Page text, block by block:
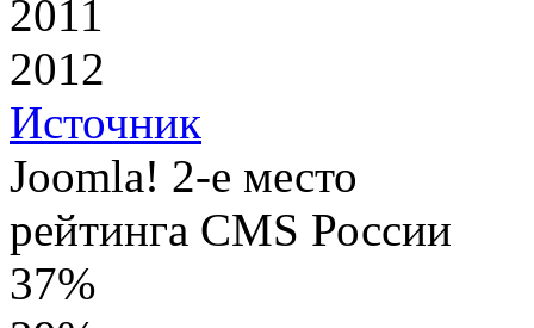
2011
2012
Источник
Joomla! 2-е место
рейтинга CMS России
37%